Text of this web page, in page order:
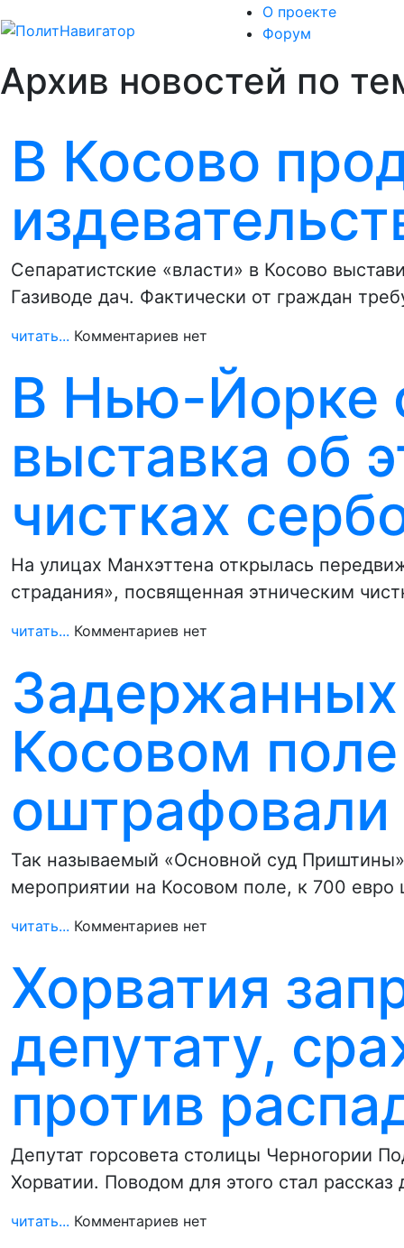
О проекте
Форум
Архив новостей по
В Косово
Сепаратистские «власти» в Косово
Газиводе дач. Фактически от граждан
читать... Комментариев нет
В Нью-Йорке
выставка об
чистках
На улицах Манхэттена открылась
страдания», посвященная этническим
читать... Комментариев нет
Косовом
Так называемый «Основной суд
мероприятии на Косовом поле, к 700
читать... Комментариев нет
Хорватия
депутату,
против
Депутат горсовета столицы Черногории
Хорватии. Поводом для этого стал рассказ
читать... Комментариев нет